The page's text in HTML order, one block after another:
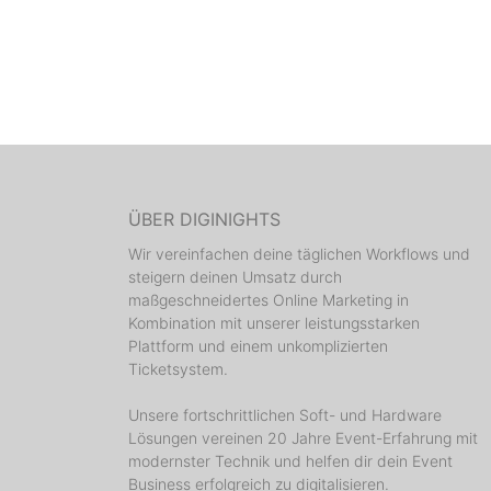
ÜBER DIGINIGHTS
Wir vereinfachen deine täglichen Workflows und
steigern deinen Umsatz durch
maßgeschneidertes Online Marketing in
Kombination mit unserer leistungsstarken
Plattform und einem unkomplizierten
Ticketsystem.
Unsere fortschrittlichen Soft- und Hardware
Lösungen vereinen 20 Jahre Event-Erfahrung mit
modernster Technik und helfen dir dein Event
Business erfolgreich zu digitalisieren.